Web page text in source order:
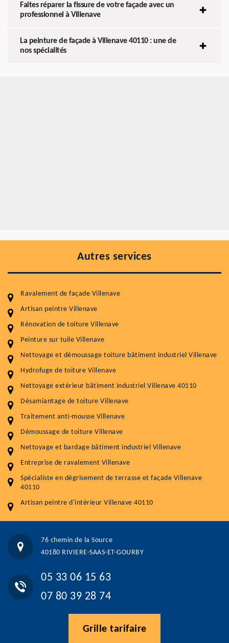
Faites réparer la fissure de votre façade avec un
professionnel à Villenave
La peinture de façade à Villenave 40110 : une de
nos spécialités
Autres services
Ravalement de façade Villenave
Artisan peintre Villenave
Rénovation de toiture Villenave
Peinture sur tuile Villenave
Nettoyage et démoussage toiture bâtiment industriel Villenave
Hydrofuge de toiture Villenave
Nettoyage extérieur bâtiment industriel Villenave 40110
Désamiantage de toiture Villenave
Traitement anti-mousse Villenave
Démoussage de toiture Villenave
Nettoyage et bardage bâtiment industriel Villenave
Entreprise de ravalement Villenave
Spécialiste en dégrisement de terrasse et façade Villenave
40110
Artisan peintre d'intérieur Villenave 40110
76 chemin de la Source
40180 RIVIERE-SAAS-ET-GOURBY
05 33 06 15 63
07 80 39 28 74
Grille tarifaire
Entretenir votre toiture, c'est préserver sa
durabilité
Plus de 15 ans d'expérience en couverture et facade
Service
Nettoyageb toiture
Démoussage toiture
Traitement hydrofuge toiture
Prix au m²
Artisant local recommander
76 chemin de la Source 40180 RIVIERE-SAAS-ET-GOURBY